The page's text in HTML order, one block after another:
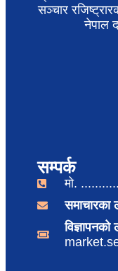
सञ्चार
नेपाल
सम्पर्क
मो.
समाचारका
विज्ञापनको